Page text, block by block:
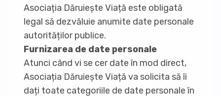
Asociația Dăruiește Viață este obligată
legal să dezvăluie anumite date personale
autorităților publice.
Furnizarea de date personale
Atunci când vi se cer date în mod direct,
Asociația Dăruiește Viață va solicita să îi
dați toate categoriile de date personale în